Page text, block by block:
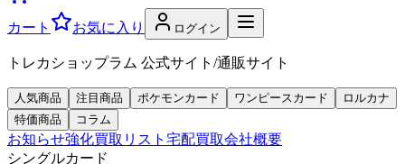
カート お気に入り ログイン
トレカショップラム 公式サイト/通販サイト
人気商品 注目商品 ポケモンカード ワンピースカード
ロルカナ
特価商品
コラム
お知らせ強化買取リスト 宅配買取会社概要
シングルカード